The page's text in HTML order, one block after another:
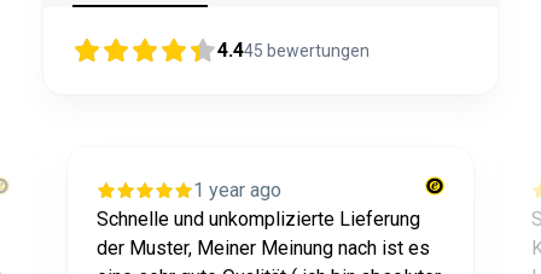
4.445 bewertungen
1 year ago
Schnelle und unkomplizierte Lieferung
der Muster, Meiner Meinung nach ist es